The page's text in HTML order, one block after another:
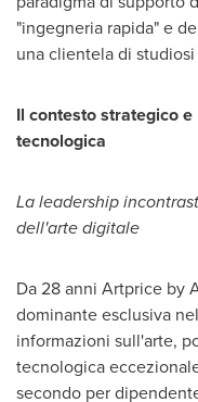
"ingegneria rapida" e
una clientela di
Il contesto strategico
tecnologica
La leadership
dell'arte digitale
Da 28 anni Artprice by
dominante esclusiva
informazioni sull'arte,
tecnologica
secondo per